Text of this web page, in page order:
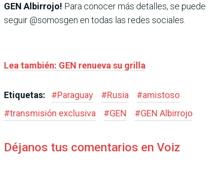
GEN Albirrojo! Para conocer más detalles, se puede
seguir @somosgen en todas las redes sociales.
Lea también: GEN renueva su grilla
Etiquetas: #Paraguay #Rusia #amistoso
#transmisión exclusiva #GEN #GEN Albirrojo
Déjanos tus comentarios en Voiz